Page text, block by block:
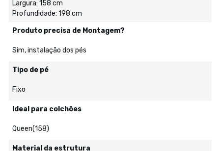
Largura: 158 cm
Profundidade: 198 cm
Produto precisa de Montagem?
Sim, instalação dos pés
Tipo de pé
Fixo
Ideal para colchões
Queen(158)
Material da estrutura